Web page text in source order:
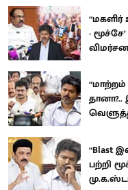
“மகளிர்
-
தானா?..
“Blast
பற்றி